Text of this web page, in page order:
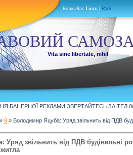
Вітаю Вас Гість RSS
Vita sine libertate, nihil
БАНЕРНОЇ РЕКЛАМИ ЗВЕРТАЙТЕСЬ ЗА
» 9 » Володимир Яцуба: Уряд звільнить від ПДВ
Уряд звільнить від ПДВ будівельні